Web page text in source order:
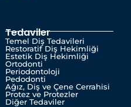
Tedaviler
Temel Diş Tedavileri
Restoratif Diş Hekimliği
Estetik Diş Hekimliği
Ortodonti
Periodontoloji
Pedodonti
Ağız, Diş ve Çene Cerrahisi
Protez ve Protezler
Diğer Tedaviler